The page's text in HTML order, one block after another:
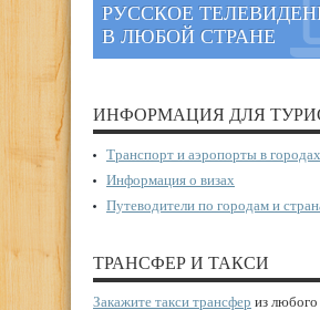
РУССКОЕ
В ЛЮБОЙ СТРАНЕ
ИНФОРМАЦИЯ ДЛЯ
Транспорт и аэропорты в
Информация о визах
Путеводители по городам и
ТРАНСФЕР И ТАКСИ
Закажите такси трансфер из